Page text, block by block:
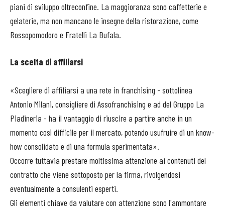
piani di sviluppo oltreconfine. La maggioranza sono caffetterie e
gelaterie, ma non mancano le insegne della ristorazione, come
Rossopomodoro e Fratelli La Bufala.
La scelta di affiliarsi
«Scegliere di affiliarsi a una rete in franchising - sottolinea
Antonio Milani, consigliere di Assofranchising e ad del Gruppo La
Piadineria - ha il vantaggio di riuscire a partire anche in un
momento così difficile per il mercato, potendo usufruire di un know-
how consolidato e di una formula sperimentata».
Occorre tuttavia prestare moltissima attenzione ai contenuti del
contratto che viene sottoposto per la firma, rivolgendosi
eventualmente a consulenti esperti.
Gli elementi chiave da valutare con attenzione sono l'ammontare